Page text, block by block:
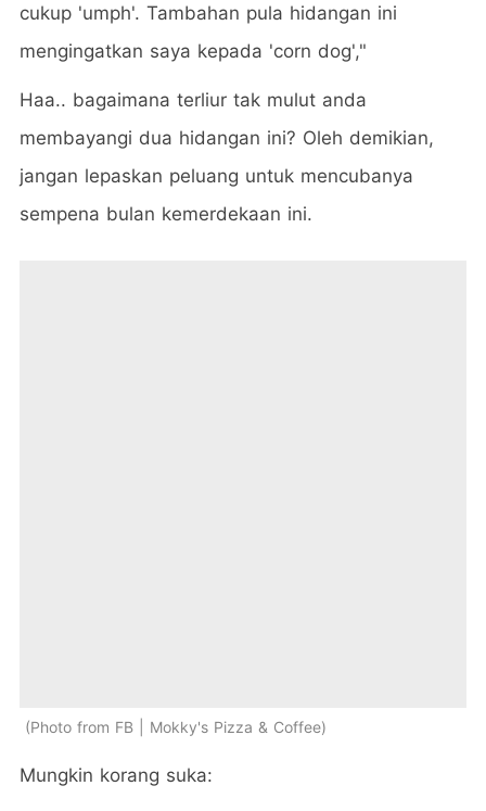
cukup 'umph'. Tambahan pula hidangan ini
mengingatkan saya kepada 'corn dog',"
Haa.. bagaimana terliur tak mulut anda
membayangi dua hidangan ini? Oleh demikian,
jangan lepaskan peluang untuk mencubanya
sempena bulan kemerdekaan ini.
Photo from FB | Mokky's Pizza & Coffee
Mungkin korang suka: